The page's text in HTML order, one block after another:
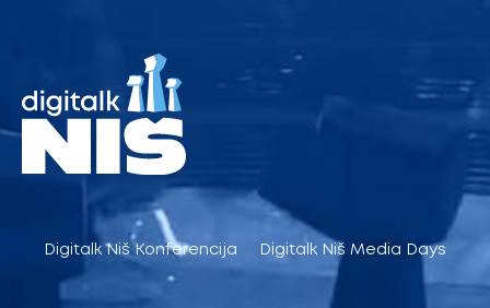
Digitalk Niš Konferencija Digitalk Niš Media Days